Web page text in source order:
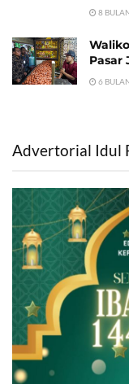
8
Pasar
6
Advertorial Idul